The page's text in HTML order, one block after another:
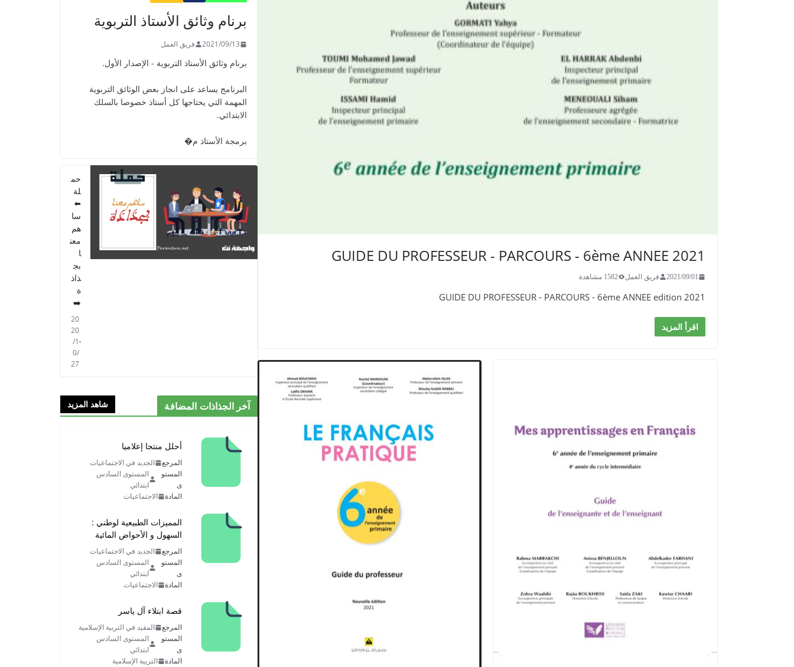
GUIDE DU PROFESSEUR - PARCOURS - 6ème ANNEE 2021
2021/09/01 فريق العمل 1582 مشاهدة
GUIDE DU PROFESSEUR - PARCOURS - 6ème ANNEE edition 2021
اقرأ المزيد
PROFESSEUR -
PARCOURS - 6ème
برنام وثائق الأستاذ التربوية
2021/09/13 فريق العمل
برنام وثائق الأستاذ التربوية - الإصدار الأول.
البرنامج يساعد على انجاز بعض الوثائق التربوية
المهمة التي يحتاجها كل أستاذ خصوصا بالسلك
الابتدائي.
برمجة الأستاذ م�
حم
لة
⬅️
سا
هم
معن
ا
بج
ذاذ
ة
➡️
20
20
/1
0/
27
آخر الجذاذات المضافة شاهد المزيد
أحلل منتجا إعلاميا
المرجع
الجديد في الاجتماعيات
المستو
ى
المستوى السادس
ابتدائي
المادة
الاجتماعيات
المميزات الطبيعية لوطني :
السهول و الأحواض المائية
المرجع
الجديد في الاجتماعيات
المستو
ى
المستوى السادس
ابتدائي
المادة
الاجتماعيات
قصة ابتلاء آل ياسر
المرجع
المفيد في التربية الإسلامية
المستو
ى
المستوى السادس
ابتدائي
المادة
التربية الإسلامية